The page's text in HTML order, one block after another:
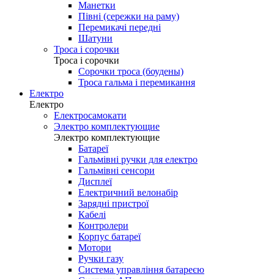
Манетки
Півні (сережки на раму)
Перемикачі передні
Шатуни
Троса і сорочки
Троса і сорочки
Сорочки троса (боудены)
Троса гальма і перемикання
Електро
Електро
Електросамокати
Электро комплектующие
Электро комплектующие
Батареї
Гальмівні ручки для електро
Гальмівні сенсори
Дисплеї
Електричний велонабір
Зарядні пристрої
Кабелі
Контролери
Корпус батареї
Мотори
Ручки газу
Система управління батареєю